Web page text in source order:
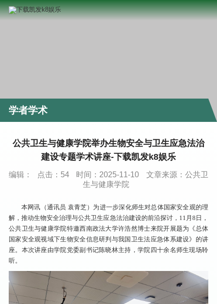
学者学术
公共卫生与健康学院举办生物安全与卫生应急法治
建设专题学术讲座-下载凯发k8娱乐
编辑： 点击： 54 时间：2025-11-10
文章来源：公共卫
生与健康学院
本网讯（通讯员 袁青芝）为进一步深化师生对总体国家安全观的理
解，推动生物安全治理与公共卫生应急法治建设的前沿探讨，11月8日，
公共卫生与健康学院特邀西南政法大学许浩然博士来院开展题为《总体
国家安全观视域下生物安全信息研判与我国卫生法应急体系建设》的讲
座。本次讲座由学院党委副书记陈晓林主持，学院四十余名师生现场聆
听。